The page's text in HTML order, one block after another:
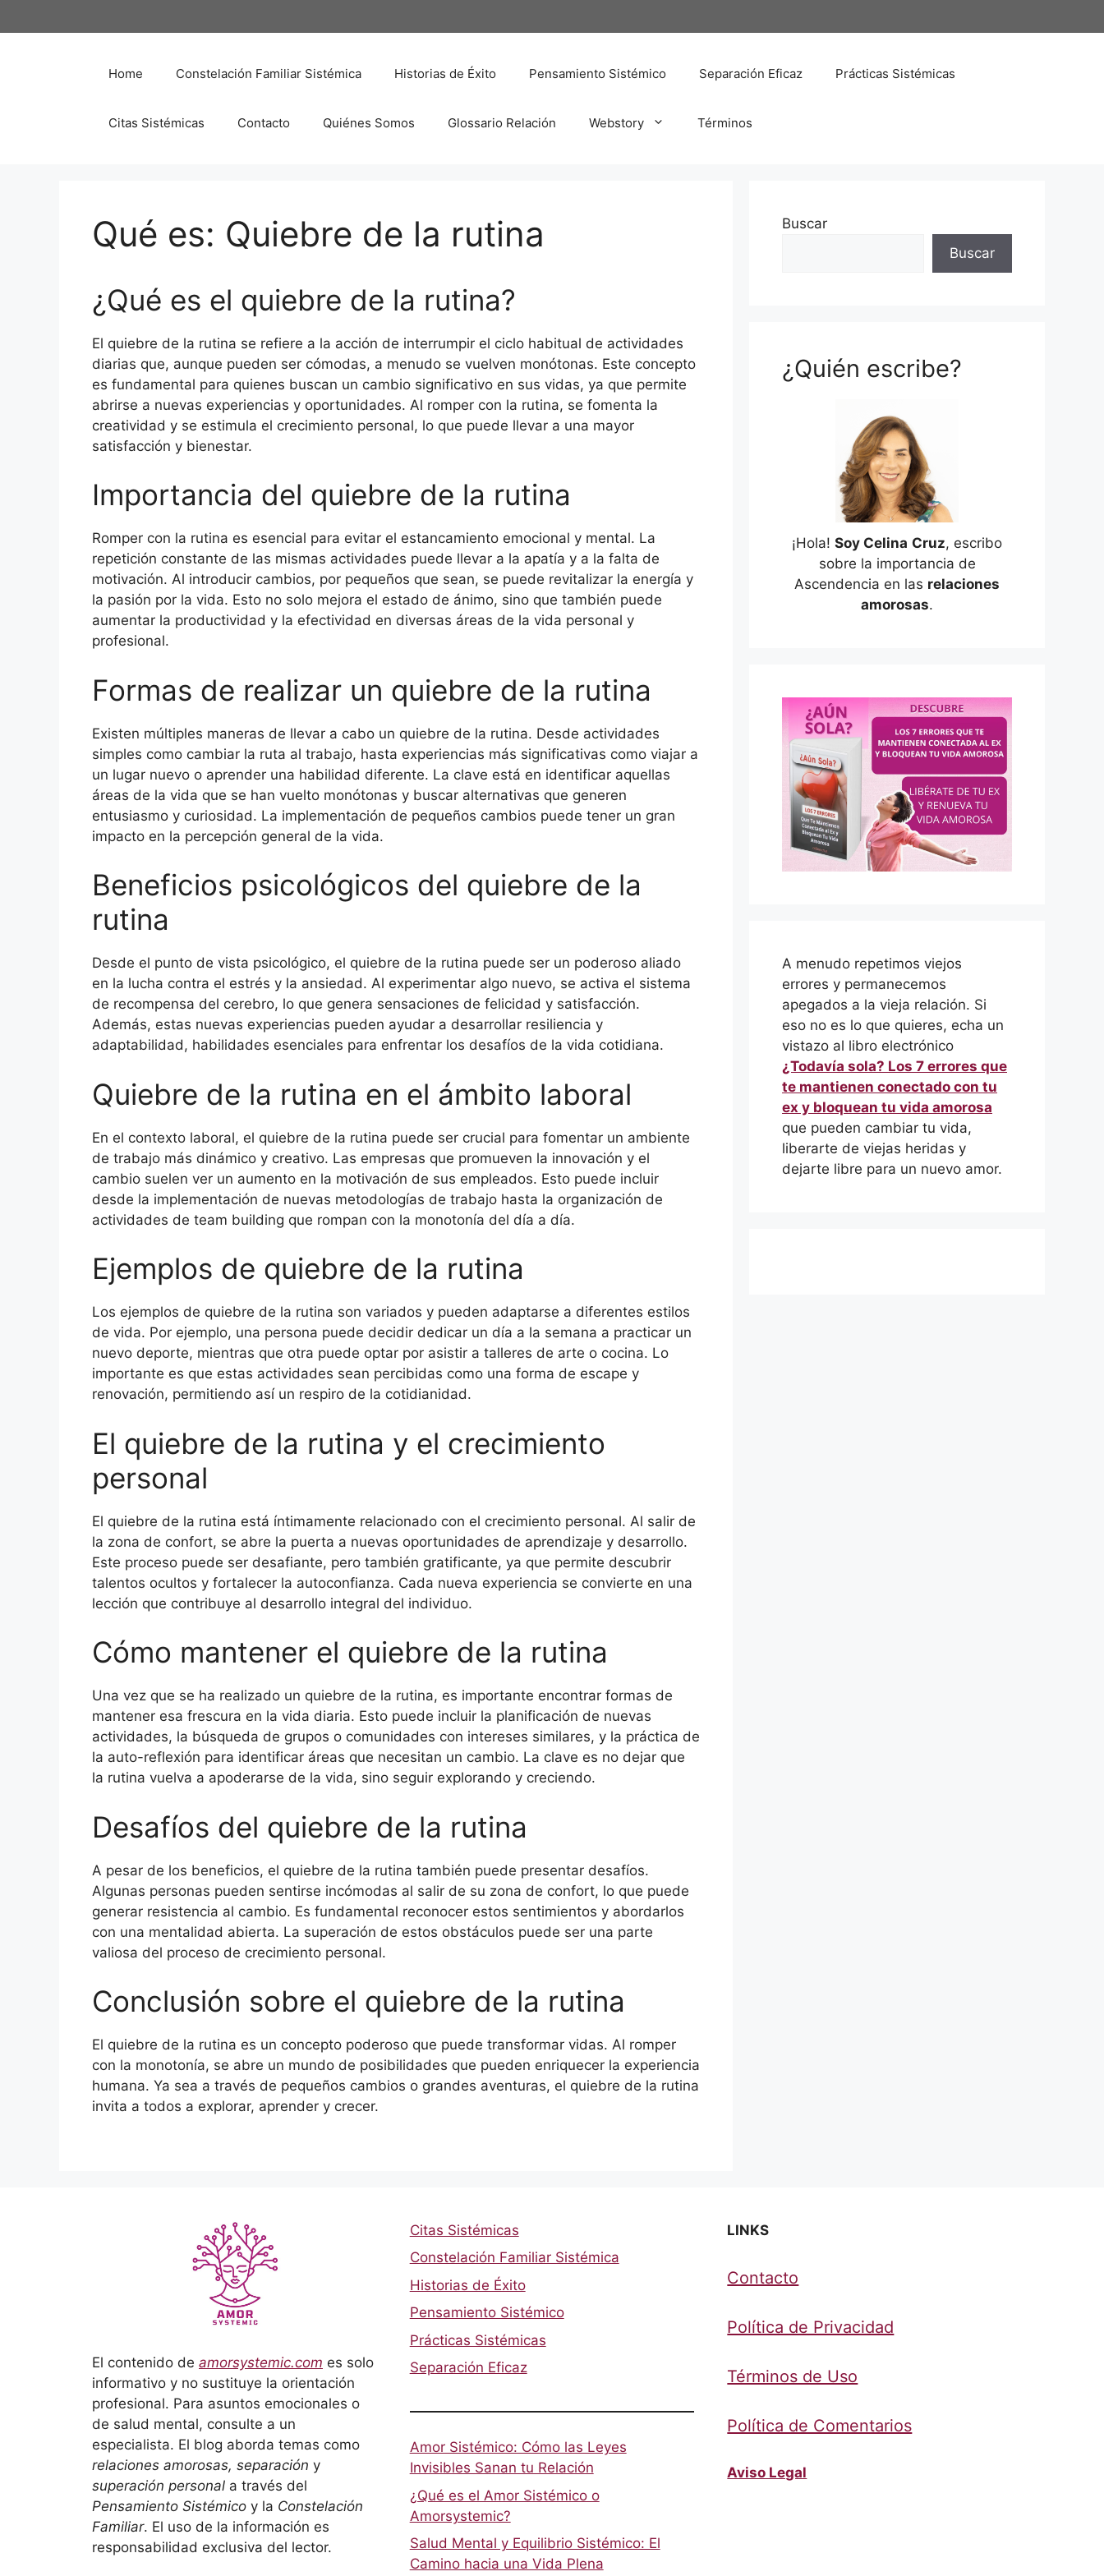
al
Home Constelación Familiar Sistémica Historias de Éxito Pensamiento Sistémico Separación Eficaz Prácticas Sistémicas
Citas Sistémicas Contacto Quiénes Somos Glossario Relación Webstory Términos
Qué es: Quiebre de la rutina
¿Qué es el quiebre de la rutina?
El quiebre de la rutina se refiere a la acción de interrumpir el ciclo habitual de actividades
diarias que, aunque pueden ser cómodas, a menudo se vuelven monótonas. Este concepto
es fundamental para quienes buscan un cambio significativo en sus vidas, ya que permite
abrirse a nuevas experiencias y oportunidades. Al romper con la rutina, se fomenta la
creatividad y se estimula el crecimiento personal, lo que puede llevar a una mayor
satisfacción y bienestar.
Importancia del quiebre de la rutina
Romper con la rutina es esencial para evitar el estancamiento emocional y mental. La
repetición constante de las mismas actividades puede llevar a la apatía y a la falta de
motivación. Al introducir cambios, por pequeños que sean, se puede revitalizar la energía y
la pasión por la vida. Esto no solo mejora el estado de ánimo, sino que también puede
aumentar la productividad y la efectividad en diversas áreas de la vida personal y
profesional.
Formas de realizar un quiebre de la rutina
Existen múltiples maneras de llevar a cabo un quiebre de la rutina. Desde actividades
simples como cambiar la ruta al trabajo, hasta experiencias más significativas como viajar a
un lugar nuevo o aprender una habilidad diferente. La clave está en identificar aquellas
áreas de la vida que se han vuelto monótonas y buscar alternativas que generen
entusiasmo y curiosidad. La implementación de pequeños cambios puede tener un gran
impacto en la percepción general de la vida.
Beneficios psicológicos del quiebre de la
rutina
Desde el punto de vista psicológico, el quiebre de la rutina puede ser un poderoso aliado
en la lucha contra el estrés y la ansiedad. Al experimentar algo nuevo, se activa el sistema
de recompensa del cerebro, lo que genera sensaciones de felicidad y satisfacción.
Además, estas nuevas experiencias pueden ayudar a desarrollar resiliencia y
adaptabilidad, habilidades esenciales para enfrentar los desafíos de la vida cotidiana.
Quiebre de la rutina en el ámbito laboral
En el contexto laboral, el quiebre de la rutina puede ser crucial para fomentar un ambiente
de trabajo más dinámico y creativo. Las empresas que promueven la innovación y el
cambio suelen ver un aumento en la motivación de sus empleados. Esto puede incluir
desde la implementación de nuevas metodologías de trabajo hasta la organización de
actividades de team building que rompan con la monotonía del día a día.
Ejemplos de quiebre de la rutina
Los ejemplos de quiebre de la rutina son variados y pueden adaptarse a diferentes estilos
de vida. Por ejemplo, una persona puede decidir dedicar un día a la semana a practicar un
nuevo deporte, mientras que otra puede optar por asistir a talleres de arte o cocina. Lo
importante es que estas actividades sean percibidas como una forma de escape y
renovación, permitiendo así un respiro de la cotidianidad.
El quiebre de la rutina y el crecimiento
personal
El quiebre de la rutina está íntimamente relacionado con el crecimiento personal. Al salir de
la zona de confort, se abre la puerta a nuevas oportunidades de aprendizaje y desarrollo.
Este proceso puede ser desafiante, pero también gratificante, ya que permite descubrir
talentos ocultos y fortalecer la autoconfianza. Cada nueva experiencia se convierte en una
lección que contribuye al desarrollo integral del individuo.
Cómo mantener el quiebre de la rutina
Una vez que se ha realizado un quiebre de la rutina, es importante encontrar formas de
mantener esa frescura en la vida diaria. Esto puede incluir la planificación de nuevas
actividades, la búsqueda de grupos o comunidades con intereses similares, y la práctica de
la auto-reflexión para identificar áreas que necesitan un cambio. La clave es no dejar que
la rutina vuelva a apoderarse de la vida, sino seguir explorando y creciendo.
Desafíos del quiebre de la rutina
A pesar de los beneficios, el quiebre de la rutina también puede presentar desafíos.
Algunas personas pueden sentirse incómodas al salir de su zona de confort, lo que puede
generar resistencia al cambio. Es fundamental reconocer estos sentimientos y abordarlos
con una mentalidad abierta. La superación de estos obstáculos puede ser una parte
valiosa del proceso de crecimiento personal.
Conclusión sobre el quiebre de la rutina
El quiebre de la rutina es un concepto poderoso que puede transformar vidas. Al romper
con la monotonía, se abre un mundo de posibilidades que pueden enriquecer la experiencia
humana. Ya sea a través de pequeños cambios o grandes aventuras, el quiebre de la rutina
invita a todos a explorar, aprender y crecer.
Buscar
Buscar
¿Quién escribe?
¡Hola! Soy Celina Cruz, escribo
sobre la importancia de
Ascendencia en las relaciones
amorosas.
A menudo repetimos viejos
errores y permanecemos
apegados a la vieja relación. Si
eso no es lo que quieres, echa un
vistazo al libro electrónico
¿Todavía sola? Los 7 errores que
te mantienen conectado con tu
ex y bloquean tu vida amorosa
que pueden cambiar tu vida,
liberarte de viejas heridas y
dejarte libre para un nuevo amor.
El contenido de amorsystemic.com es solo
informativo y no sustituye la orientación
profesional. Para asuntos emocionales o
de salud mental, consulte a un
especialista. El blog aborda temas como
relaciones amorosas, separación y
superación personal a través del
Pensamiento Sistémico y la Constelación
Familiar. El uso de la información es
responsabilidad exclusiva del lector.
Citas Sistémicas
Constelación Familiar Sistémica
Historias de Éxito
Pensamiento Sistémico
Prácticas Sistémicas
Separación Eficaz
Amor Sistémico: Cómo las Leyes
Invisibles Sanan tu Relación
¿Qué es el Amor Sistémico o
Amorsystemic?
Salud Mental y Equilibrio Sistémico: El
Camino hacia una Vida Plena
LINKS
Contacto
Política de Privacidad
Términos de Uso
Política de Comentarios
Aviso Legal